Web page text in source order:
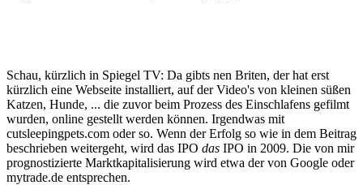
Schau, kürzlich in Spiegel TV: Da gibts nen Briten, der hat erst
kürzlich eine Webseite installiert, auf der Video's von kleinen süßen
Katzen, Hunde, ... die zuvor beim Prozess des Einschlafens gefilmt
wurden, online gestellt werden können. Irgendwas mit
cutsleepingpets.com oder so. Wenn der Erfolg so wie in dem Beitrag
beschrieben weitergeht, wird das IPO das IPO in 2009. Die von mir
prognostizierte Marktkapitalisierung wird etwa der von Google oder
mytrade.de entsprechen.